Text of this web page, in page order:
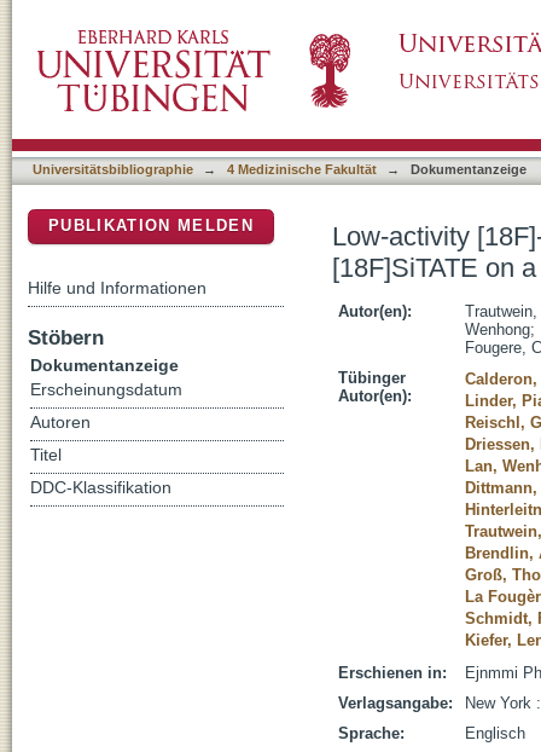
of-view PET/CT scanner
Universitätsbibliographie → 4 Medizinische Fakultät → Dokumentanzeige
Low-activity
[18F]SiTATE on
Autor(en):
Wenhong;
Fougere,
Tübinger
Autor(en):
Linder,
Reischl,
Lan,
Brendlin,
Groß,
La
Schmidt,
Kiefer,
Erschienen in:
Ejnmmi
Verlagsangabe:
New York
Sprache:
Englisch
PUBLIKATION MELDEN
Hilfe und Informationen
Stöbern
Dokumentanzeige
Erscheinungsdatum
Autoren
Titel
DDC-Klassifikation